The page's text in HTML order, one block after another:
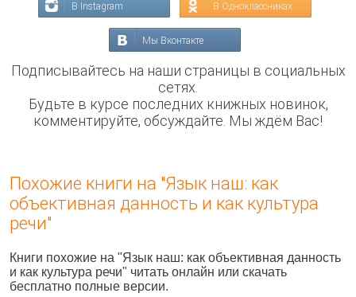
В Instagram В Одноклассниках
Мы Вконтакте
Подписывайтесь на наши страницы в социальных
сетях.
Будьте в курсе последних книжных новинок,
комментируйте, обсуждайте. Мы ждём Вас!
Похожие книги на "Язык наш: как
объективная данность и как культура
речи"
Книги похожие на "Язык наш: как объективная данность
и как культура речи" читать онлайн или скачать
бесплатно полные версии.